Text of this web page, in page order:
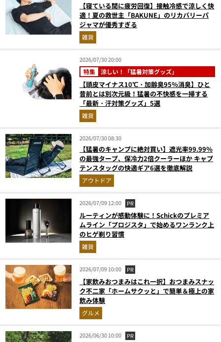
【寝ている間に疲労回復】接触冷感で涼しく快
適！夏の救世主「BAKUNE」のリカバリーパ
ジャマが優秀すぎる
雑貨
2026/07/30 20:00
特集 涼しい！「猛暑対策グッズ」
【頭皮マイナス10℃・加齢臭95％消臭】ひと
昔前とは別次元級！猛暑の不快感を一掃する
「最新・汗対策グッズ」5選
雑貨
2026/07/30 08:30
【猛暑のキャンプに絶対買い】遮光率99.99％
の最強タープ、保冷力2倍クーラーほか キャプ
テンスタッグの快適ギア6選を徹底解説
アウトドア
2026/07/09 12:00 PR
ルーティンが感動体験に！Schickのプレミア
ムライン「プロジスタ」で始めるワンランク上
のヒゲ剃り習慣
雑貨
2026/07/09 10:00 PR
【家飲みおつまみはこれ一択】おつまみスナッ
ク不二家「ホームサクッと」で簡単＆極上の家
飲み体験
グルメ
2026/06/30 10:00 PR